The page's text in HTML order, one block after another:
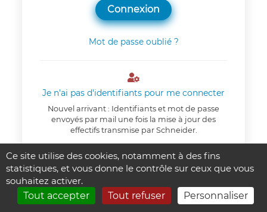
Connexion
Mot de passe oublié ?

Je n'ai pas d'identifiants pour me connecter
Nouvel arrivant : Identifiants et mot de passe
envoyés par mail une fois la mise à jour des
effectifs transmise par Schneider.
Un problème de connexion ?
Ce site utilise des cookies, notamment à des fins
statistiques, et vous donne le contrôle sur ceux que vous
souhaitez activer.
Tout accepter
Tout refuser Personnaliser